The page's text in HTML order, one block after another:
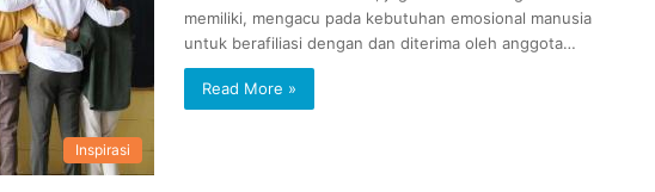
Inspirasi
memiliki, mengacu pada kebutuhan emosional manusia
untuk berafiliasi dengan dan diterima oleh anggota…
Read More »